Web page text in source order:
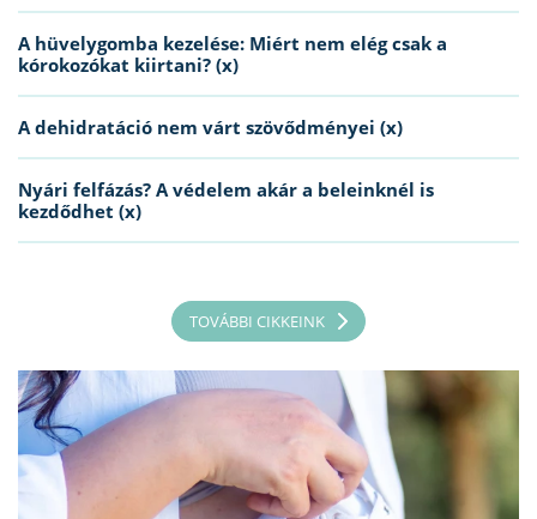
A hüvelygomba kezelése: Miért nem elég csak a
kórokozókat kiirtani? (x)
A dehidratáció nem várt szövődményei (x)
Nyári felfázás? A védelem akár a beleinknél is
kezdődhet (x)
TOVÁBBI CIKKEINK